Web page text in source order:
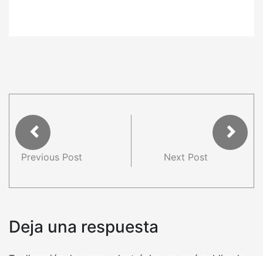
Previous Post Next Post
Deja una respuesta